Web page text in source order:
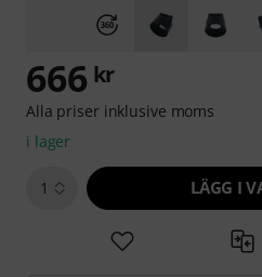
666 kr
Alla priser inklusive moms
i lager
1 LÄGG I